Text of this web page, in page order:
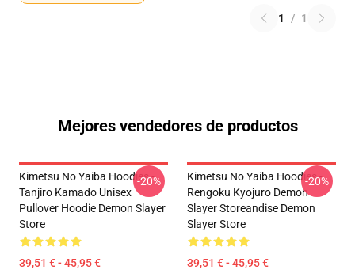
1 / 1
Mejores vendedores de productos
Kimetsu No Yaiba Hoodies -
Tanjiro Kamado Unisex
Pullover Hoodie Demon Slayer
Store
39,51 € - 45,95 €
-20%
Kimetsu No Yaiba Hoodies -
Rengoku Kyojuro Demon
Slayer Storeandise Demon
Slayer Store
39,51 € - 45,95 €
-20%